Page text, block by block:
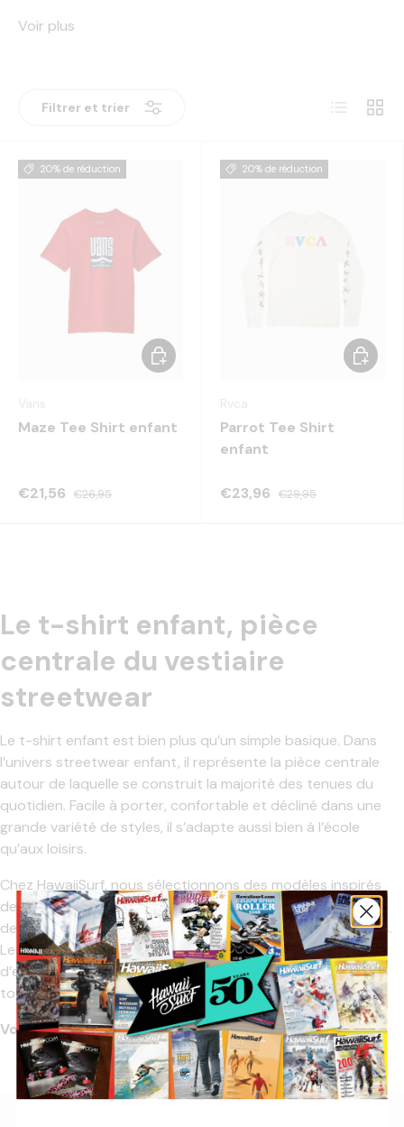
Voir plus
Filtrer et trier Liste Grille
20% de réduction
Maze Tee Shirt enfant
€21,56 €26,95
Choisir les options
20% de réduction
Parrot Tee Shirt
enfant
€23,96 €29,95
Choisir
Le t-shirt enfant, pièce
centrale du vestiaire
streetwear
Le t-shirt enfant est bien plus qu’un simple basique. Dans
l’univers streetwear enfant, il représente la pièce centrale
autour de laquelle se construit la majorité des tenues du
quotidien. Facile à porter, confortable et décliné dans une
grande variété de styles, il s’adapte aussi bien à l’école
qu’aux loisirs.
Chez HawaiiSurf, nous sélectionnons des modèles inspirés
des cultures skate et surf, avec des coupes modernes et
des imprimés qui reflètent l’esprit lifestyle des jeunes riders.
LesT-Shirtsdeviennent ainsi un véritable moyen
d’expression, permettant aux enfants d’affirmer leur style
tout en restant à l’aise.
Voir plus
FAQ